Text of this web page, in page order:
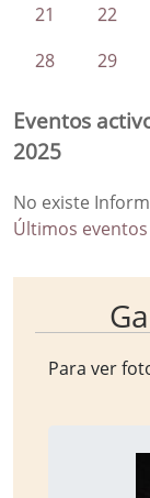
21 22
28
29
Eventos
2025
No existe
Últimos eventos
Para ver